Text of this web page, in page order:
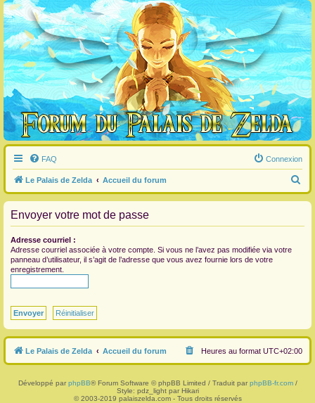
FAQ Connexion
Le Palais de Zelda Accueil du forum
e
r
Envoyer votre mot de passe
Adresse courriel :
Adresse courriel associée à votre compte. Si vous ne l’avez pas modifiée via votre
panneau d’utilisateur, il s’agit de l’adresse que vous avez fournie lors de votre
enregistrement.
Le Palais de Zelda Accueil du forum Heures au format UTC+02:00
Développé par phpBB® Forum Software © phpBB Limited / Traduit par phpBB-fr.com/
Style: pdz_light par Hikari
© 2003-2019 palaiszelda.com - Tous droits réservés